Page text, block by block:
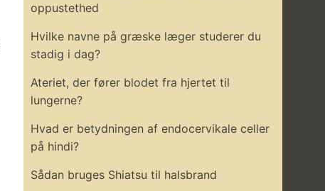
oppustethed
Hvilke navne på græske læger studerer du
stadig i dag?
Ateriet, der fører blodet fra hjertet til
lungerne?
Hvad er betydningen af ​​endocervikale celler
på hindi?
Sådan bruges Shiatsu til halsbrand